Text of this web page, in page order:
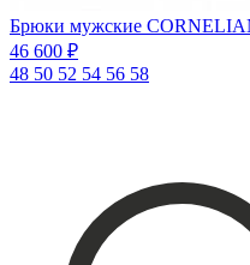
Брюки мужские
46 600 ₽
48 50 52 54 56 58